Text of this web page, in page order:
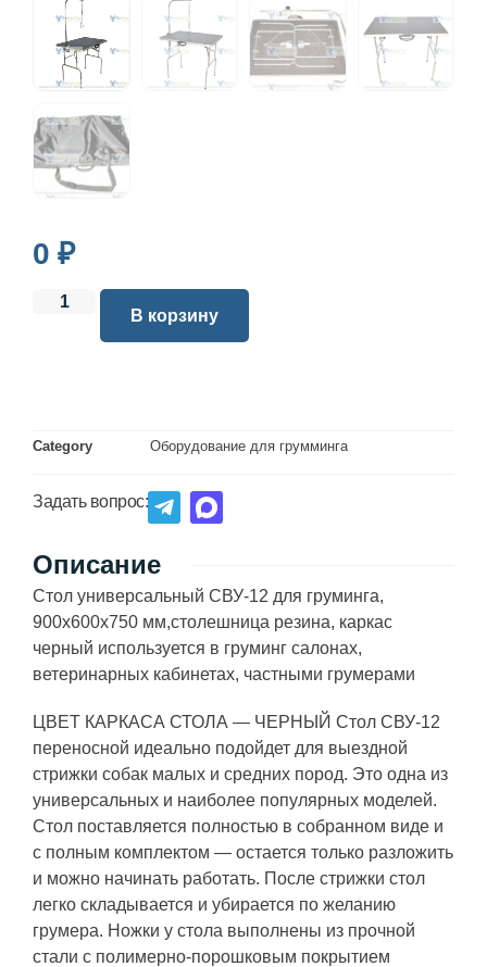
0 ₽
В корзину
Category Оборудование для грумминга
Задать вопрос:
Описание
Стол универсальный СВУ-12 для груминга,
900х600х750 мм,столешница резина, каркас
черный используется в груминг салонах,
ветеринарных кабинетах, частными грумерами
ЦВЕТ КАРКАСА СТОЛА — ЧЕРНЫЙ Стол СВУ-12
переносной идеально подойдет для выездной
стрижки собак малых и средних пород. Это одна из
универсальных и наиболее популярных моделей.
Стол поставляется полностью в собранном виде и
с полным комплектом — остается только разложить
и можно начинать работать. После стрижки стол
легко складывается и убирается по желанию
грумера. Ножки у стола выполнены из прочной
стали с полимерно-порошковым покрытием